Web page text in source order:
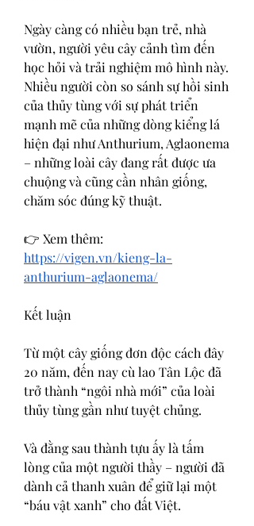
Ngày càng có nhiều bạn trẻ, nhà
vườn, người yêu cây cảnh tìm đến
học hỏi và trải nghiệm mô hình này.
Nhiều người còn so sánh sự hồi sinh
của thủy tùng với sự phát triển
mạnh mẽ của những dòng kiểng lá
hiện đại như Anthurium, Aglaonema
– những loài cây đang rất được ưa
chuộng và cũng cần nhân giống,
chăm sóc đúng kỹ thuật.
https://vigen.vn/kieng-la-
anthurium-aglaonema/
Kết luận
Từ một cây giống đơn độc cách đây
20 năm, đến nay cù lao Tân Lộc đã
trở thành “ngôi nhà mới” của loài
thủy tùng gần như tuyệt chủng.
Và đằng sau thành tựu ấy là tấm
lòng của một người thầy – người đã
dành cả thanh xuân để giữ lại một
“báu vật xanh” cho đất Việt.